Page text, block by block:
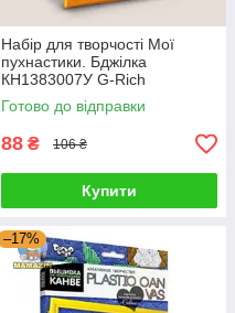
Набір для творчості Мої
пухнастики. Бджілка
КН1383007У G-Rich
Готово до відправки
88 ₴ 106 ₴
Купити
–17%